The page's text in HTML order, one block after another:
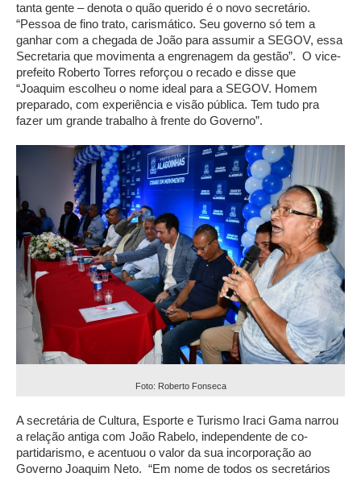
tanta gente – denota o quão querido é o novo secretário.
“Pessoa de fino trato, carismático. Seu governo só tem a
ganhar com a chegada de João para assumir a SEGOV, essa
Secretaria que movimenta a engrenagem da gestão”. O vice-
prefeito Roberto Torres reforçou o recado e disse que
“Joaquim escolheu o nome ideal para a SEGOV. Homem
preparado, com experiência e visão pública. Tem tudo pra
fazer um grande trabalho à frente do Governo”.
Foto: Roberto Fonseca
A secretária de Cultura, Esporte e Turismo Iraci Gama narrou
a relação antiga com João Rabelo, independente de co-
partidarismo, e acentuou o valor da sua incorporação ao
Governo Joaquim Neto. “Em nome de todos os secretários